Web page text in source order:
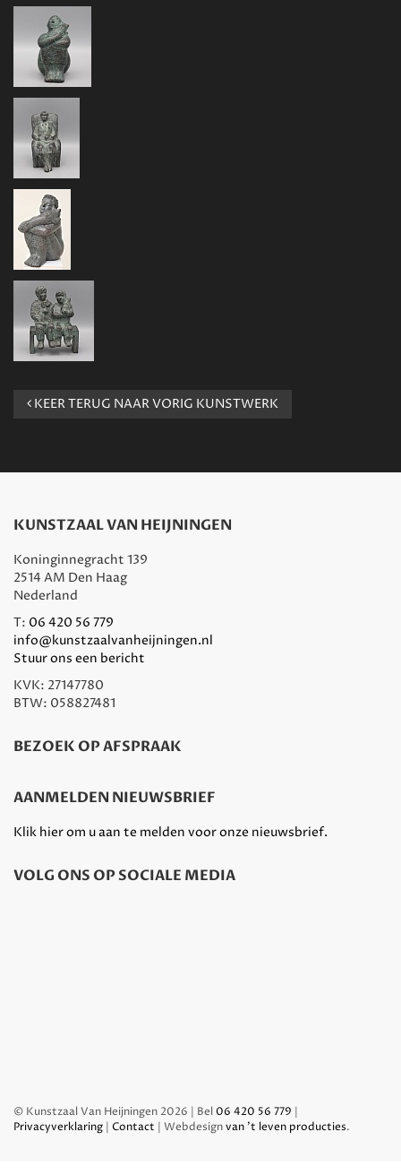
KEER TERUG NAAR VORIG KUNSTWERK
KUNSTZAAL VAN HEIJNINGEN
Koninginnegracht 139
2514 AM Den Haag
Nederland
T: 06 420 56 779
info@kunstzaalvanheijningen.nl
Stuur ons een bericht
KVK: 27147780
BTW: 058827481
BEZOEK OP AFSPRAAK
AANMELDEN NIEUWSBRIEF
Klik hier om u aan te melden voor onze nieuwsbrief.
VOLG ONS OP SOCIALE MEDIA
© Kunstzaal Van Heijningen 2026 | Bel 06 420 56 779 |
Privacyverklaring | Contact | Webdesignvan 't leven producties.